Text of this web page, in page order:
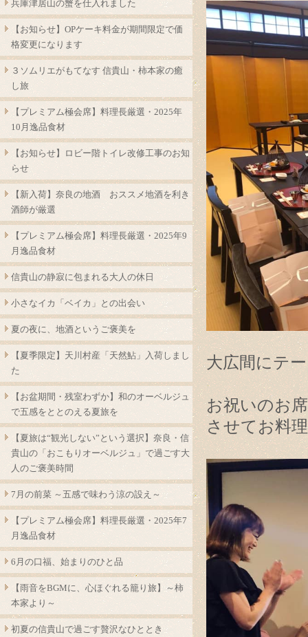
大広間にテ
お祝いのお
させてお料
兵庫津居山の蟹を仕入れました
【お知らせ】OPケーキ料金が期間限定で価
格変更になります
３ソムリエがもてなす 信貴山・柿本家の癒
し旅
【プレミアム極会席】料理長厳選・2025年
10月逸品食材
【お知らせ】ロビー階トイレ改修工事のお知
らせ
【新入荷】奈良の地酒 おススメ地酒を利き
酒師が厳選
【プレミアム極会席】料理長厳選・2025年9
月逸品食材
信貴山の静寂に包まれる大人の休日
小さなイカ「ベイカ」との出会い
夏の夜に、地酒というご褒美を
【夏季限定】天川村産「天然鮎」入荷しまし
た
【お盆期間・残室わずか】和のオーベルジュ
で五感をととのえる夏旅を
【夏旅は“観光しない”という選択】奈良・信
貴山の「おこもりオーベルジュ」で過ごす大
人のご褒美時間
7月の前菜 ～五感で味わう涼の設え～
【プレミアム極会席】料理長厳選・2025年7
月逸品食材
6月の口福、始まりのひと品
【雨音をBGMに、心ほぐれる籠り旅】～柿
本家より～
初夏の信貴山で過ごす贅沢なひととき